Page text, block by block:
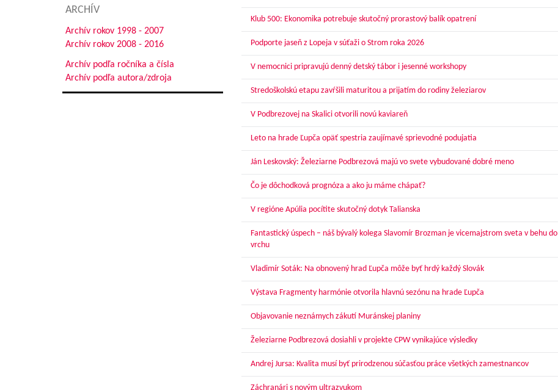
ARCHÍV
Archív rokov 1998 - 2007
Archív rokov 2008 - 2016
Archív podľa ročníka a čísla
Archív podľa autora/zdroja
Klub 500: Ekonomika potrebuje skutočný prorastový balík opatrení
Podporte jaseň z Lopeja v súťaži o Strom roka 2026
V nemocnici pripravujú denný detský tábor i jesenné workshopy
Stredoškolskú etapu zavŕšili maturitou a prijatím do rodiny železiarov
V Podbrezovej na Skalici otvorili novú kaviareň
Leto na hrade Ľupča opäť spestria zaujímavé sprievodné podujatia
Ján Leskovský: Železiarne Podbrezová majú vo svete vybudované dobré meno
Čo je dôchodková prognóza a ako ju máme chápať?
V regióne Apúlia pocítite skutočný dotyk Talianska
Fantastický úspech – náš bývalý kolega Slavomír Brozman je vicemajstrom sveta v behu do
vrchu
Vladimír Soták: Na obnovený hrad Ľupča môže byť hrdý každý Slovák
Výstava Fragmenty harmónie otvorila hlavnú sezónu na hrade Ľupča
Objavovanie neznámych zákutí Muránskej planiny
Železiarne Podbrezová dosiahli v projekte CPW vynikajúce výsledky
Andrej Jursa: Kvalita musí byť prirodzenou súčasťou práce všetkých zamestnancov
Záchranári s novým ultrazvukom